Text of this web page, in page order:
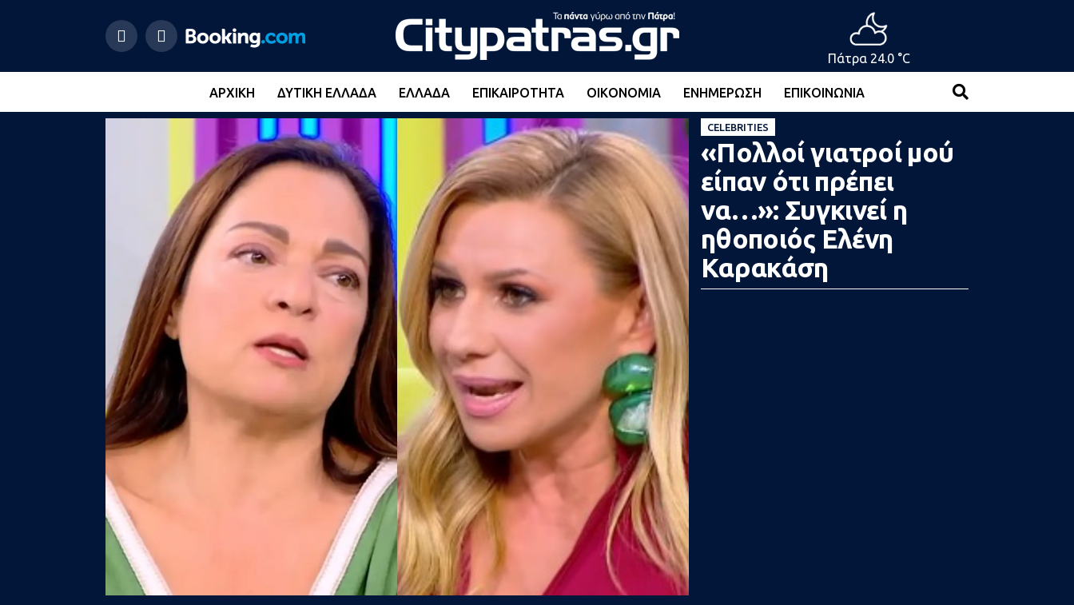
Πάτρα 24.0 °C
ΑΡΧΙΚΉ ΔΥΤΙΚΉ ΕΛΛΆΔΑ ΕΛΛΆΔΑ ΕΠΙΚΑΙΡΌΤΗΤΑ ΟΙΚΟΝΟΜΊΑ ΕΝΗΜΈΡΩΣΗ ΕΠΙΚΟΙΝΩΝΊΑ
CELEBRITIES
«Πολλοί γιατροί μού
είπαν ότι πρέπει
να…»: Συγκινεί η
ηθοποιός Ελένη
Καρακάση